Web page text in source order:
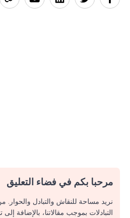
مرحبا بكم في فضاء التعليق
نريد مساحة للنقاش والتبادل
التبادلات بموجب مقالاتنا، بالإضافة